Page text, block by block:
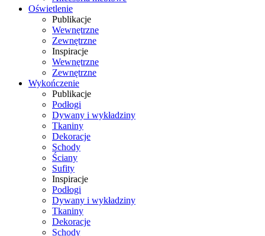
Oświetlenie
Publikacje
Wewnętrzne
Zewnętrzne
Inspiracje
Wewnętrzne
Zewnętrzne
Wykończenie
Publikacje
Podłogi
Dywany i wykładziny
Tkaniny
Dekoracje
Schody
Ściany
Sufity
Inspiracje
Podłogi
Dywany i wykładziny
Tkaniny
Dekoracje
Schody